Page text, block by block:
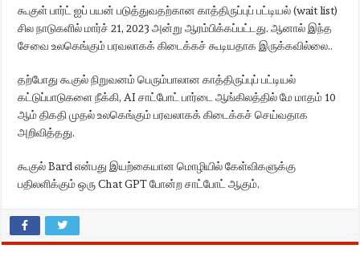
கூகுள் பார்ட் ஐப் பயன் படுத்துவதற்கான காத்திருப்புப் பட்டியல் (wait list)
சில நாடுகளில் மார்ச் 21, 2023 அன்று ஆரம்பிக்கப்பட்டது. ஆனால் இந்த
சேவை உலகெங்கும் பரவலாகக் கிடைக்கச் கூடியதாக இருக்கவில்லை..
தற்போது கூகுல் நிறுவனம் பெரும்பாலான காத்திருப்புப் பட்டியல்
கட்டுப்பாடுகளை நீக்கி, AI சாட்போட் பார்டை ஆங்கிலத்தில் மே மாதம் 10
ஆம் திகதி முதல் உலகெங்கும் பரவலாகக் கிடைக்கச் செய்வதாக
அறிவித்தது.
கூகுல் Bard என்பது இயற்கையான மொழியில் கேள்விகளுக்கு
பதிலளிக்கும் ஒரு Chat GPT போன்ற சாட்போட் ஆகும்.